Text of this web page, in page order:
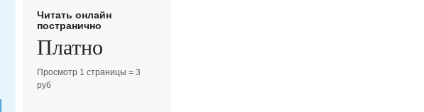
Читать онлайн
постранично
Платно
Просмотр 1 страницы = 3
руб